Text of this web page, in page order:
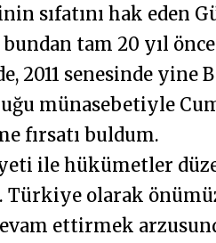
sıfatını hak eden
tam 20 yıl önce
2011 senesinde yine
münasebetiyle
fırsatı buldum.
ile hükümetler
Türkiye olarak
ettirmek